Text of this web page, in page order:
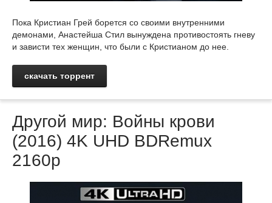
Пока Кристиан Грей борется со своими внутренними
демонами, Анастейша Стил вынуждена противостоять гневу
и зависти тех женщин, что были с Кристианом до нее.
скачать торрент
Другой мир: Войны крови
(2016) 4K UHD BDRemux
2160p